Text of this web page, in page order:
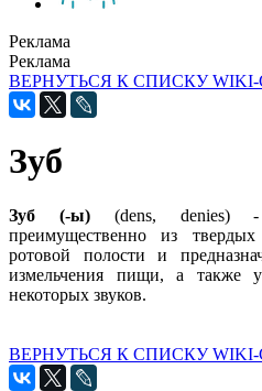
Реклама
Реклама
ВЕРНУТЬСЯ К СПИСКУ
Зуб
Зуб (-ы)(dens, denies) -
преимущественно из
ротовой полости и
измельчения пищи, а также
некоторых звуков.
ВЕРНУТЬСЯ К СПИСКУ